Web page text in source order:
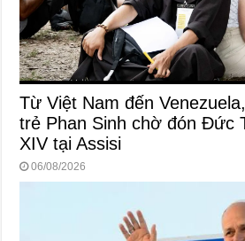
Từ Việt Nam đến
trẻ Phan Sinh chờ đón Đức
XIV tại Assisi
06/08/2026